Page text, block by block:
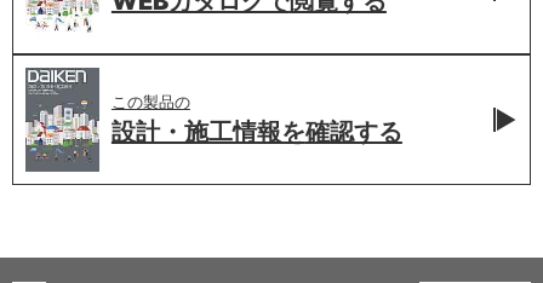
この製品の
設計・施工情報を確認する